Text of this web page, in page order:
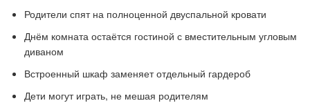
Родители спят на полноценной двуспальной кровати
Днём комната остаётся гостиной с вместительным угловым
диваном
Встроенный шкаф заменяет отдельный гардероб
Дети могут играть, не мешая родителям